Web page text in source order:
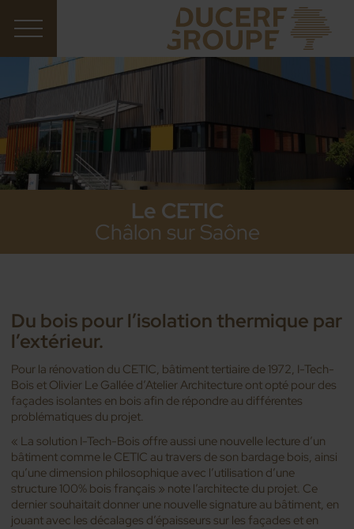
Le CETIC
Châlon sur Saône
Du bois pour l’isolation thermique par
l’extérieur.
Pour la rénovation du CETIC, bâtiment tertiaire de 1972, I-Tech-
Bois et Olivier Le Gallée d’Atelier Architecture ont opté pour des
façades isolantes en bois afin de répondre au différentes
problématiques du projet.
« La solution I-Tech-Bois offre aussi une nouvelle lecture d’un
bâtiment comme le CETIC au travers de son bardage bois, ainsi
qu’une dimension philosophique avec l’utilisation d’une
structure 100% bois français » note l’architecte du projet. Ce
dernier souhaitait donner une nouvelle signature au bâtiment, en
jouant avec les décalages d’épaisseurs sur les façades et en